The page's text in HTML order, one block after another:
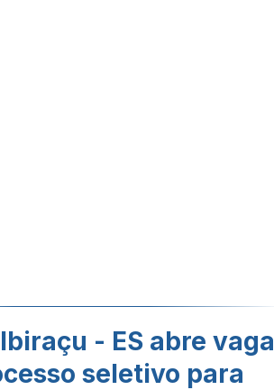
- ES abre
seletivo para